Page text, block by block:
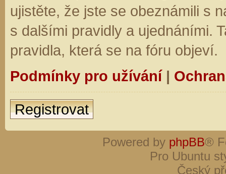
ujistěte, že jste se obeznámili s
s dalšími pravidly a ujednáními.
pravidla, která se na fóru objeví.
Podmínky pro užívání|
Registrovat
Powered by phpBB®
Pro Ubuntu
Český